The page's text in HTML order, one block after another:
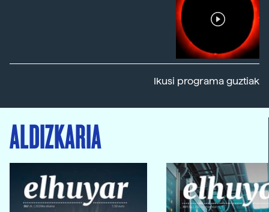
Ikusi programa guztiak
ALDIZKARIA